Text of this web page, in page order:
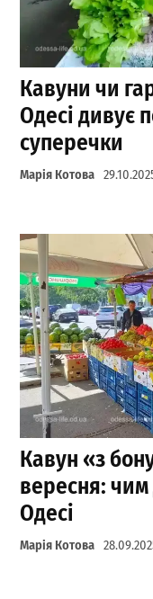
Кавуни чи
Одесі дивує
суперечки
Марія Котова
Кавун «з
вересня:
Одесі
Марія Котова